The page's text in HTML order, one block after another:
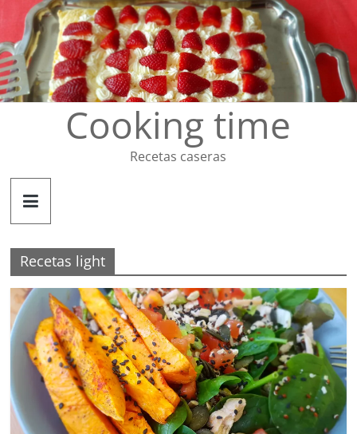
Saltar
contenido
Cooking time
Recetas caseras
Recetas light